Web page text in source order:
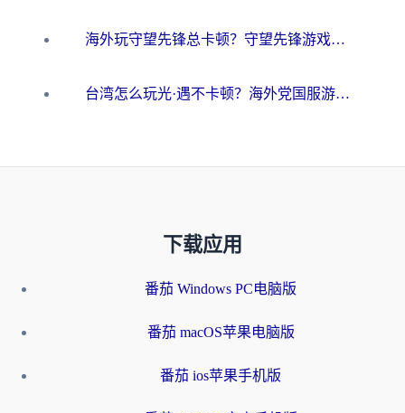
海外玩守望先锋总卡顿？守望先锋游戏加速器在哪里买&避坑指南（附欧洲非洲游戏实测）
台湾怎么玩光·遇不卡顿？海外党国服游戏加速终极攻略（附实测体验）
下载应用
番茄 Windows PC电脑版
番茄 macOS苹果电脑版
番茄 ios苹果手机版